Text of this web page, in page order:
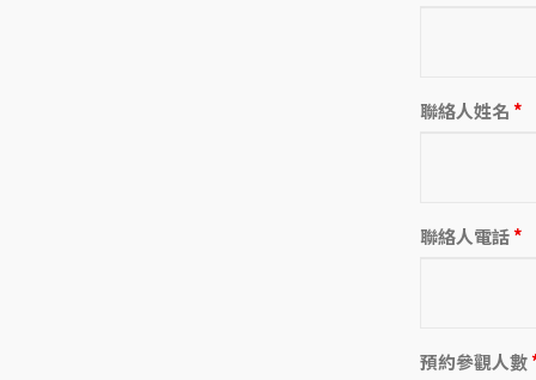
聯絡人姓名*
聯絡人電話*
預約參觀人數